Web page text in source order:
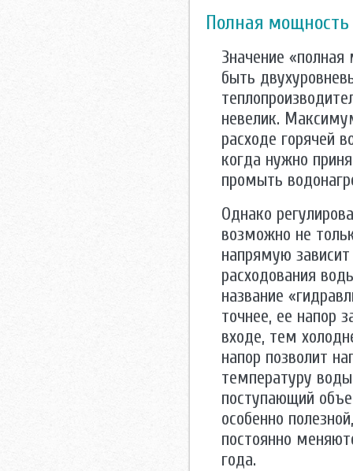
Полная мощность
Значение
быть
невелик.
расходе горячей
когда нужно
промыть
Однако
возможно не
напрямую
расходования
название
точнее, ее напор
входе, тем
напор позволит
температуру
поступающий
особенно
постоянно
года.